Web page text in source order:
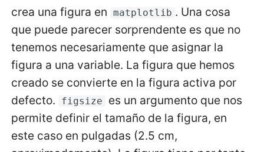
crea una figura en matplotlib . Una cosa
que puede parecer sorprendente es que no
tenemos necesariamente que asignar la
figura a una variable. La figura que hemos
creado se convierte en la figura activa por
defecto.
figsize
es un argumento que nos
permite definir el tamaño de la figura, en
este caso en pulgadas (2.5 cm,